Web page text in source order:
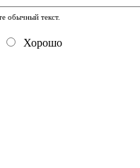
обычный текст.
Хорошо